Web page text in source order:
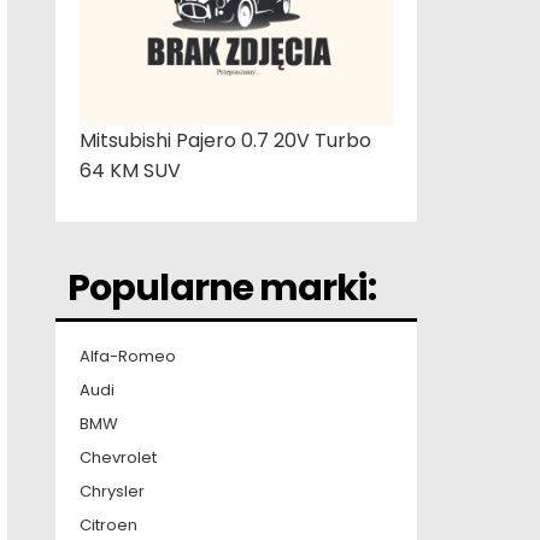
Mitsubishi Pajero 0.7 20V Turbo
64 KM SUV
Popularne marki:
Alfa-Romeo
Audi
BMW
Chevrolet
Chrysler
Citroen